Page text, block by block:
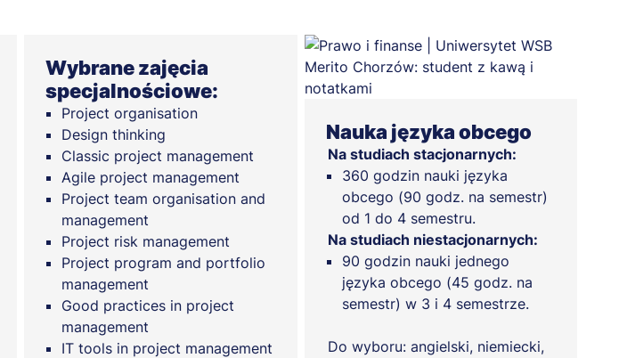
Wybrane zajęcia
specjalnościowe:
Project organisation
Design thinking
Classic project management
Agile project management
Project team organisation and
management
Project risk management
Project program and portfolio
management
Good practices in project
management
IT tools in project management
Nauka języka obcego
Na studiach stacjonarnych:
360 godzin nauki języka
obcego (90 godz. na semestr)
od 1 do 4 semestru.
Na studiach niestacjonarnych:
90 godzin nauki jednego
języka obcego (45 godz. na
semestr) w 3 i 4 semestrze.
Do wyboru: angielski, niemiecki,